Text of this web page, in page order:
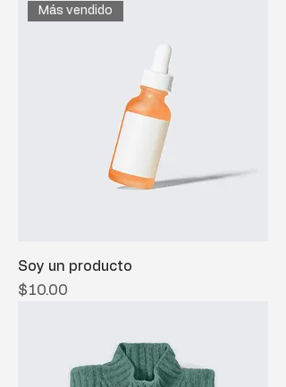
Más vendido
Soy un producto
Precio
$10.00